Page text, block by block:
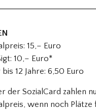
15,– Euro
10,– Euro*
bis 12 Jahre: 6,50 Euro
der SozialCard zahlen
wenn noch Plätze